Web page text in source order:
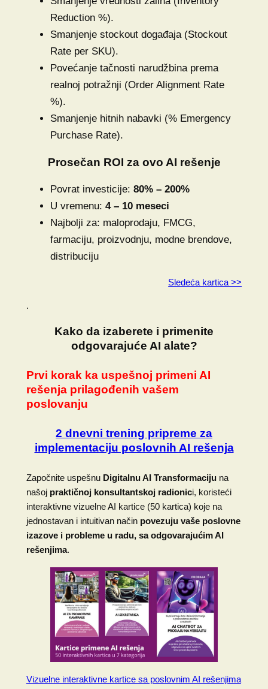
Reduction %).
Smanjenje stockout događaja (Stockout
Rate per SKU).
Povećanje tačnosti narudžbina prema
realnoj potražnji (Order Alignment Rate
%).
Smanjenje hitnih nabavki (% Emergency
Purchase Rate).
Prosečan ROI za ovo AI rešenje
Povrat investicije: 80% – 200%
U vremenu: 4 – 10 meseci
Najbolji za: maloprodaju, FMCG,
farmaciju, proizvodnju, modne brendove,
distribuciju
Sledeća kartica >>
.
Kako da izaberete i primenite
odgovarajuće AI alate?
Prvi korak ka uspešnoj primeni AI
rešenja prilagođenih vašem
poslovanju
2 dnevni trening pripreme za
implementaciju poslovnih AI rešenja
Započnite uspešnu Digitalnu AI Transformacijuna
našoj praktičnoj konsultantskoj radionici, koristeći
interaktivne vizuelne AI kartice (50 kartica) koje na
jednostavan i intuitivan način povezuju vaše poslovne
izazove i probleme u radu, sa odgovarajućim AI
rešenjima.
Vizuelne interaktivne kartice sa poslovnim AI rešenjima